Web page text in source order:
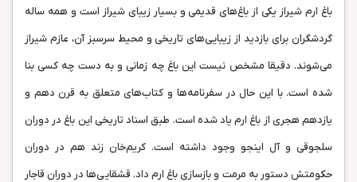
باغ ارم شیراز یکی از باغ‌های قدیمی و بسیار زیبای شیراز است و همه ساله
گردشگران برای بازدید از زیبایی‌های تاریخی و محیط سرسبز آن، عازم شیراز
می‌شوند. دقیقا مشخص نیست این باغ چه زمانی و به دست چه کسی بنا
شده است. با این حال در سفرنامه‌ها و کتاب‌های متعلق به قرن دهم و
یازدهم هجری از باغ ارم یاد شده است. طبق اسناد تاریخی این باغ در دوران
سلجوقی و آل اینجو وجود داشته است. کریم‌خان زند هم در دوران
حکومتش دستور به مرمت و بازسازی باغ ارم داد. قشقایی‌ها در دوران قاجار